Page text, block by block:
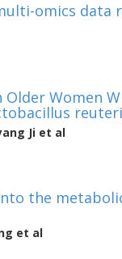
omics data
Women
reuteri
Ji et al
the
et al